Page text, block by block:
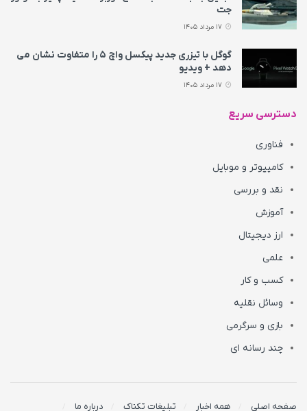
جت
17 مرداد 1405
گوگل با تیزری جدید پیکسل واچ ۵ را متفاوت نشان می‌
دهد + ویدیو
17 مرداد 1405
دسترسی سریع
فناوری
کامپیوتر و موبایل
نقد و بررسی
آموزش
ارز دیجیتال
علمی
کسب و کار
وسائل نقلیه
بازی و سرگرمی
چند رسانه ای
صفحه اصلی همه اخبار تبلیغات تکناک درباره ما